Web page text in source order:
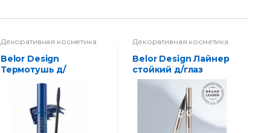
Декоративная косметика
Belor Design
Термотушь д/
Декоративная косметика
Belor Design Лайнер
стойкий д/глаз
SHOW GLOW
Constanta черный